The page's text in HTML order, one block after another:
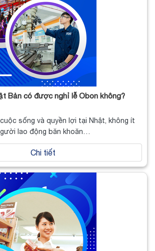
Bản có được nghỉ lễ Obon không?
sống và quyền lợi tại Nhật, không ít
lao động băn khoăn…
Chi tiết